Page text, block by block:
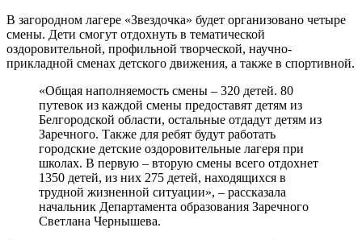
В загородном лагере «Звездочка» будет организовано четыре
смены. Дети смогут отдохнуть в тематической
оздоровительной, профильной творческой, научно-
прикладной сменах детского движения, а также в спортивной.
«Общая наполняемость смены – 320 детей. 80
путевок из каждой смены предоставят детям из
Белгородской области, остальные отдадут детям из
Заречного. Также для ребят будут работать
городские детские оздоровительные лагеря при
школах. В первую – вторую смены всего отдохнет
1350 детей, из них 275 детей, находящихся в
трудной жизненной ситуации», – рассказала
начальник Департамента образования Заречного
Светлана Чернышева.